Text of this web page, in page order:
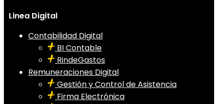
Linea Digital
Contabilidad Digital
BI Contable
RindeGastos
Remuneraciones Digital
Gestión y Control de Asistencia
Firma Electrónica